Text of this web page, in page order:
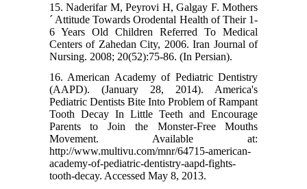
15. Naderifar M, Peyrovi H, Galgay F. Mothers
´ Attitude Towards Orodental Health of Their 1-
6 Years Old Children Referred To Medical
Centers of Zahedan City, 2006. Iran Journal of
Nursing. 2008; 20(52):75-86. (In Persian).
16. American Academy of Pediatric Dentistry
(AAPD). (January 28, 2014). America's
Pediatric Dentists Bite Into Problem of Rampant
Tooth Decay In Little Teeth and Encourage
Parents to Join the Monster-Free Mouths
Movement. Available at:
http://www.multivu.com/mnr/64715-american-
academy-of-pediatric-dentistry-aapd-fights-
tooth-decay. Accessed May 8, 2013.